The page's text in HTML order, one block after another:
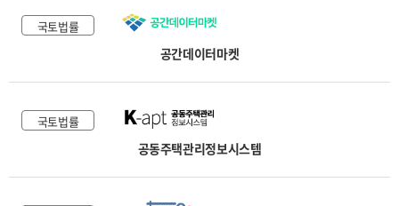
국토법률
공간데이터마켓
국토법률
공동주택관리정보시스템